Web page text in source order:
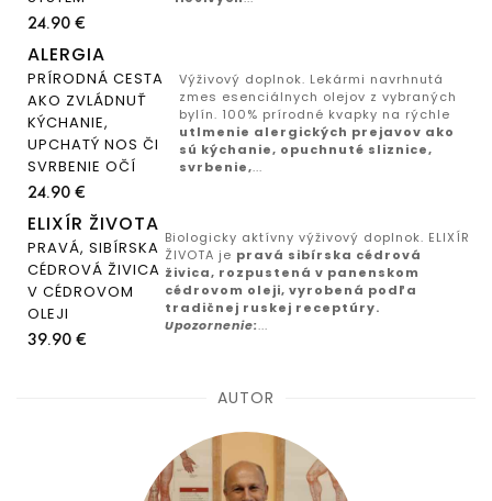
24.90 €
ALERGIA
PRÍRODNÁ CESTA
AKO ZVLÁDNUŤ
KÝCHANIE,
UPCHATÝ NOS ČI
SVRBENIE OČÍ
24.90 €
Výživový doplnok. Lekármi navrhnutá
zmes esenciálnych olejov z vybraných
bylín. 100% prírodné kvapky na rýchle
utlmenie alergických prejavov ako
sú kýchanie, opuchnuté sliznice,
svrbenie,...
ELIXÍR ŽIVOTA
PRAVÁ, SIBÍRSKA
CÉDROVÁ ŽIVICA
V CÉDROVOM
OLEJI
39.90 €
Biologicky aktívny výživový doplnok. ELIXÍR
ŽIVOTA je pravá sibírska cédrová
živica, rozpustená v panenskom
cédrovom oleji, vyrobená podľa
tradičnej ruskej receptúry.
Upozornenie:...
AUTOR